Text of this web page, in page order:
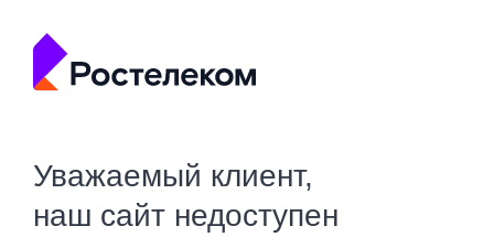
Уважаемый клиент,
наш сайт недоступен